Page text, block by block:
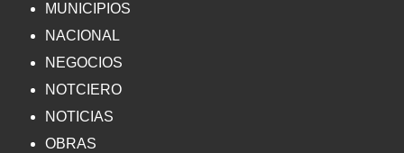
MUNICIPIOS
NACIONAL
NEGOCIOS
NOTCIERO
NOTICIAS
OBRAS